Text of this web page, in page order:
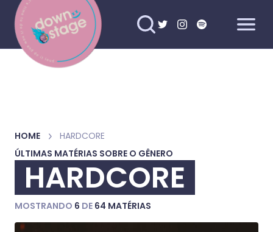
HOME
HARDCORE
ÚLTIMAS MATÉRIAS SOBRE O GÊNERO
HARDCORE
MOSTRANDO 6 DE 64 MATÉRIAS